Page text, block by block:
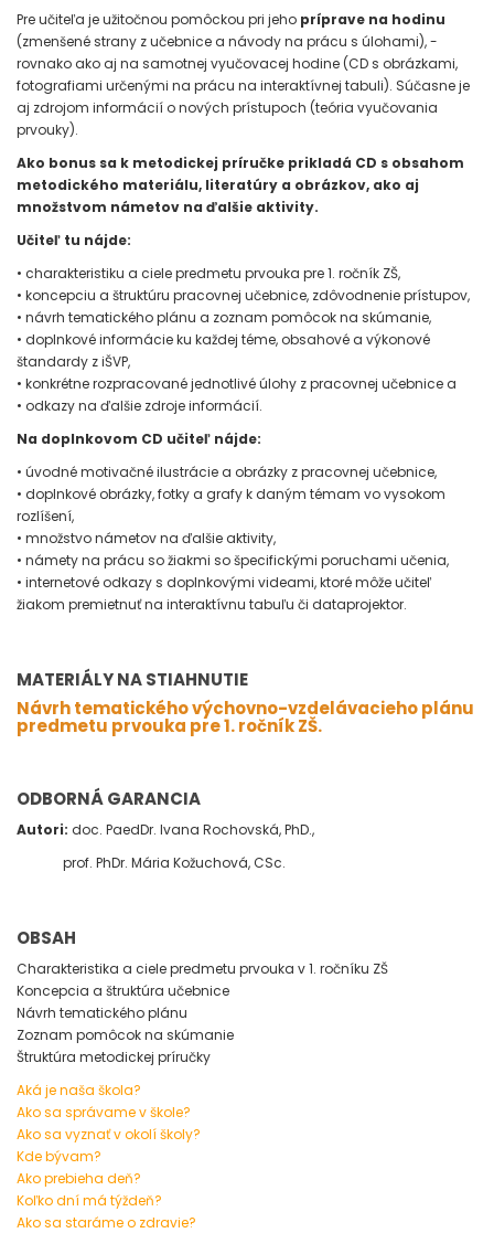
Pre učiteľa je užitočnou pomôckou pri jeho príprave na hodinu
(zmenšené strany z učebnice a návody na prácu s úlohami), -
rovnako ako aj na samotnej vyučovacej hodine (CD s obrázkami,
fotografiami určenými na prácu na interaktívnej tabuli). Súčasne je
aj zdrojom informácií o nových prístupoch (teória vyučovania
prvouky).
Ako bonus sa k metodickej príručke prikladá CD s obsahom
metodického materiálu, literatúry a obrázkov, ako aj
množstvom námetov na ďalšie aktivity.
Učiteľ tu nájde:
• charakteristiku a ciele predmetu prvouka pre 1. ročník ZŠ,
• koncepciu a štruktúru pracovnej učebnice, zdôvodnenie prístupov,
• návrh tematického plánu a zoznam pomôcok na skúmanie,
• doplnkové informácie ku každej téme, obsahové a výkonové
štandardy z iŠVP,
• konkrétne rozpracované jednotlivé úlohy z pracovnej učebnice a
• odkazy na ďalšie zdroje informácií.
Na doplnkovom CD učiteľ nájde:
• úvodné motivačné ilustrácie a obrázky z pracovnej učebnice,
• doplnkové obrázky, fotky a grafy k daným témam vo vysokom
rozlíšení,
• množstvo námetov na ďalšie aktivity,
• námety na prácu so žiakmi so špecifickými poruchami učenia,
• internetové odkazy s doplnkovými videami, ktoré môže učiteľ
žiakom premietnuť na interaktívnu tabuľu či dataprojektor.
MATERIÁLY NA STIAHNUTIE
Návrh tematického výchovno-vzdelávacieho plánu
predmetu prvouka pre 1. ročník ZŠ.
ODBORNÁ GARANCIA
Autori: doc. PaedDr. Ivana Rochovská, PhD.,
prof. PhDr. Mária Kožuchová, CSc.
OBSAH
Charakteristika a ciele predmetu prvouka v 1. ročníku ZŠ
Koncepcia a štruktúra učebnice
Návrh tematického plánu
Zoznam pomôcok na skúmanie
Štruktúra metodickej príručky
Aká je naša škola?
Ako sa správame v škole?
Ako sa vyznať v okolí školy?
Kde bývam?
Ako prebieha deň?
Koľko dní má týždeň?
Ako sa staráme o zdravie?